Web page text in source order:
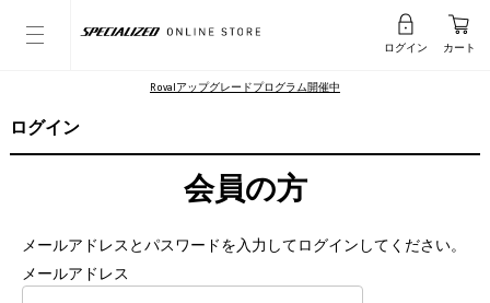
ログイン カート
Rovalアップグレードプログラム開催中
ログイン
会員の方
メールアドレスとパスワードを入力してログインしてください。
メールアドレス